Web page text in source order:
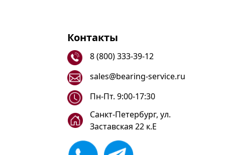
Контакты
8 (800) 333-39-12
sales@bearing-service.ru
Санкт-Петербург, ул.
Заставская 22 к.Е
Пн-Пт. 9:00-17:30